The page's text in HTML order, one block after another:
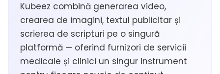
Kubeez combină generarea video,
crearea de imagini, textul publicitar și
scrierea de scripturi pe o singură
platformă — oferind furnizori de servicii
medicale și clinici un singur instrument